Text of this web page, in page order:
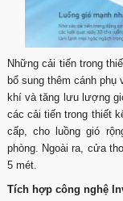
Những cải tiến trong
bổ sung thêm cánh phụ
khí và tăng lưu lượng
các cải tiến trong thiết
cấp, cho luồng gió
phòng. Ngoài ra, cửa
5 mét.
Tích hợp công nghệ